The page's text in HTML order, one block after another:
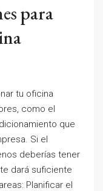
para
tu oficina
como el
que
Si el
deberías tener
dará suficiente
Planificar el